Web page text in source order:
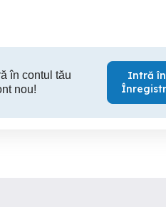
în contul tău
nou!
Intră